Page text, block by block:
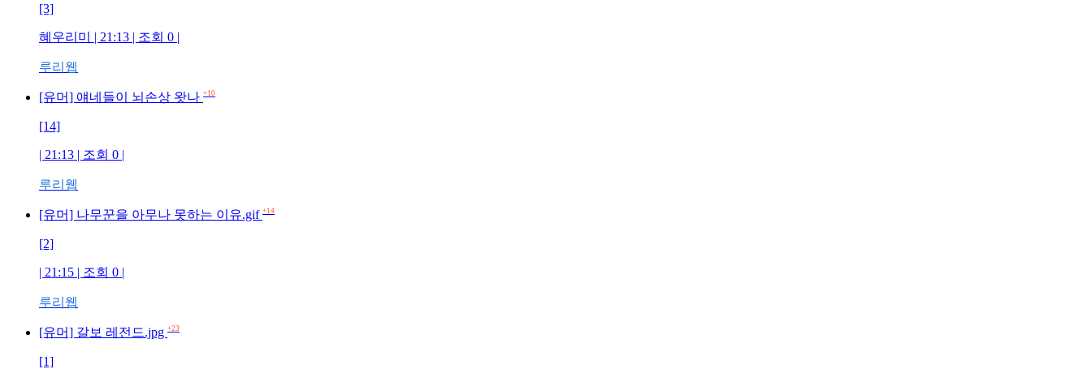
[3]
혜우리미 | 21:13 | 조회 0 |
루리웹
[유머] 얘네들이 뇌손상 왓나 +10
[14]
| 21:13 | 조회 0 |
루리웹
[유머] 나무꾼을 아무나 못하는 이유.gif +14
[2]
| 21:15 | 조회 0 |
루리웹
[유머] 갈보 레전드.jpg +23
[1]